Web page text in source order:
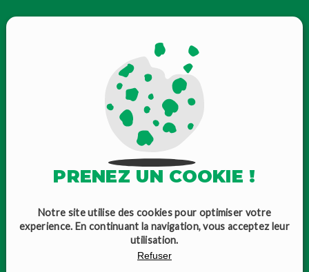
FERONT UN PLAISIR DE VOUS
RECEVOIR DU LUNDI AU
SAMEDI DANS L'UNE DE NOS
4 AGENCES DE LA RÉUNION
(974)
À SAINTE-MARIE
PRENEZ UN COOKIE !
Notre site utilise des cookies pour optimiser votre
experience. En continuant la navigation, vous acceptez leur
utilisation.
Refuser